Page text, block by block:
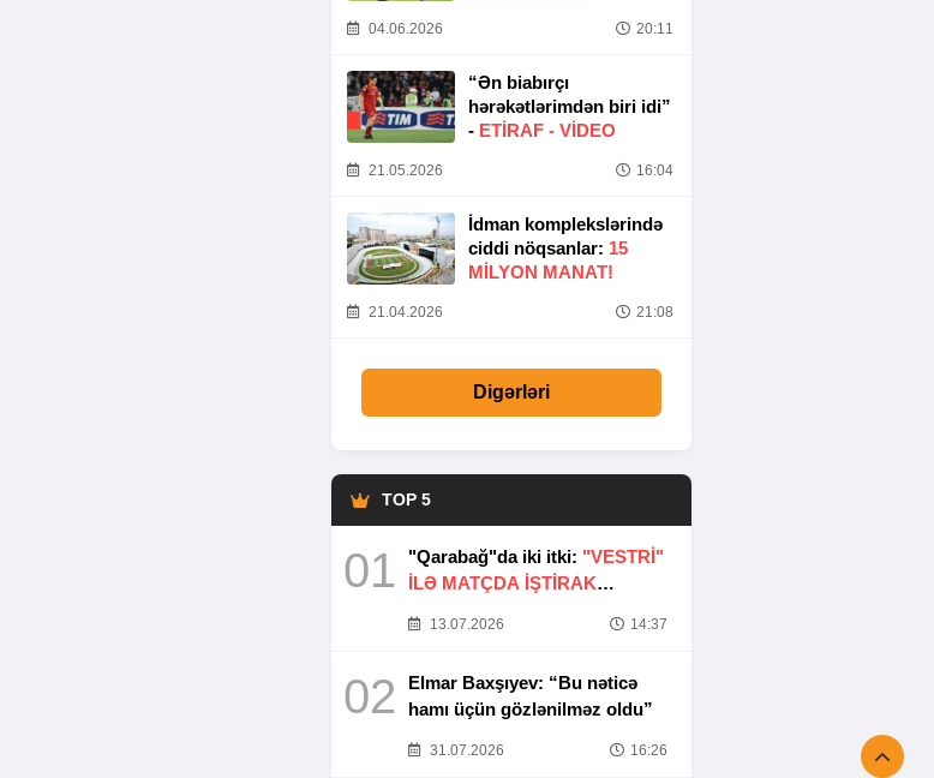
04.06.2026 20:11
“Ən biabırçı
hərəkətlərimdən biri idi”
- ETIRAF - VİDEO
21.05.2026 16:04
İdman komplekslərində
ciddi nöqsanlar: 15
MILYON MANAT!
21.04.2026 21:08
Digərləri
TOP 5
01 "Qarabağ"da iki itki: "VESTRİ"
İLƏ MATÇDA İŞTİRAK
13.07.2026 14:37
02
Elmar Baxşıyev: “Bu nəticə
hamı üçün gözlənilməz oldu”
31.07.2026 16:26